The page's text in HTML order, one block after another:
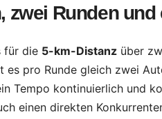
zwei Runden und
für die 5-km-Distanz über
es pro Runde gleich zwei
Tempo kontinuierlich und
einen direkten